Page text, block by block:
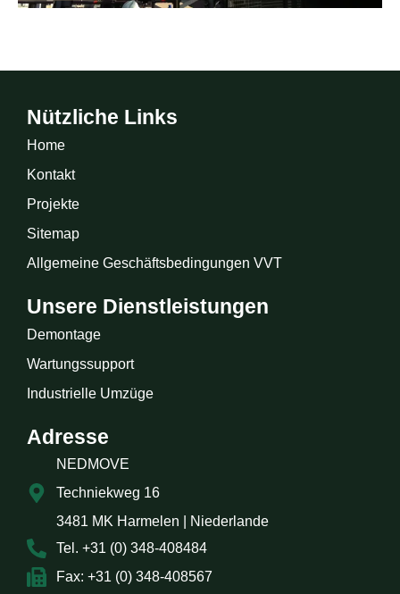
Nützliche Links
Home
Kontakt
Projekte
Sitemap
Allgemeine Geschäftsbedingungen VVT
Unsere Dienstleistungen
Demontage
Wartungssupport
Industrielle Umzüge
Adresse
NEDMOVE
Techniekweg 16
3481 MK Harmelen | Niederlande
Tel. +31 (0) 348-408484
Fax: +31 (0) 348-408567